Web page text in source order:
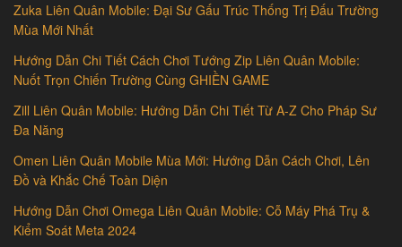
Zuka Liên Quân Mobile: Đại Sư Gấu Trúc Thống Trị Đấu Trường
Mùa Mới Nhất
Hướng Dẫn Chi Tiết Cách Chơi Tướng Zip Liên Quân Mobile:
Nuốt Trọn Chiến Trường Cùng GHIỀN GAME
Zill Liên Quân Mobile: Hướng Dẫn Chi Tiết Từ A-Z Cho Pháp Sư
Đa Năng
Omen Liên Quân Mobile Mùa Mới: Hướng Dẫn Cách Chơi, Lên
Đồ và Khắc Chế Toàn Diện
Hướng Dẫn Chơi Omega Liên Quân Mobile: Cỗ Máy Phá Trụ &
Kiểm Soát Meta 2024